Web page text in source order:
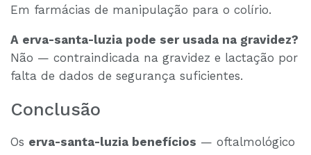
Em farmácias de manipulação para o colírio.
A erva-santa-luzia pode ser usada na gravidez?
Não — contraindicada na gravidez e lactação por
falta de dados de segurança suficientes.
Conclusão
Os erva-santa-luzia benefícios — oftalmológico